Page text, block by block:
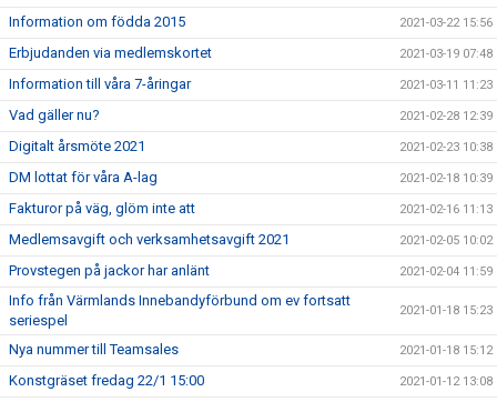
Information om födda 2015 2021-03-22 15:56
Erbjudanden via medlemskortet 2021-03-19 07:48
Information till våra 7-åringar 2021-03-11 11:23
Vad gäller nu? 2021-02-28 12:39
Digitalt årsmöte 2021 2021-02-23 10:38
DM lottat för våra A-lag 2021-02-18 10:39
Fakturor på väg, glöm inte att 2021-02-16 11:13
Medlemsavgift och verksamhetsavgift 2021 2021-02-05 10:02
Provstegen på jackor har anlänt 2021-02-04 11:59
Info från Värmlands Innebandyförbund om ev fortsatt
seriespel
2021-01-18 15:23
Nya nummer till Teamsales 2021-01-18 15:12
Konstgräset fredag 22/1 15:00 2021-01-12 13:08